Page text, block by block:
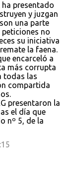
ha presentado
y juzgan
una parte
peticiones no
su iniciativa
la faena.
encarceló a
más corrupta
todas las
compartida
presentaron la
el día que
nº 5, de la